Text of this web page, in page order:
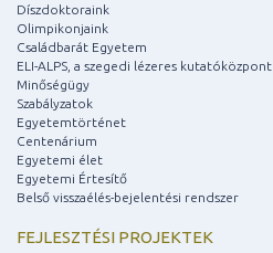
Díszdoktoraink
Olimpikonjaink
Családbarát Egyetem
ELI-ALPS, a szegedi lézeres kutatóközpont
Minőségügy
Szabályzatok
Egyetemtörténet
Centenárium
Egyetemi élet
Egyetemi Értesítő
Belső visszaélés-bejelentési rendszer
FEJLESZTÉSI PROJEKTEK